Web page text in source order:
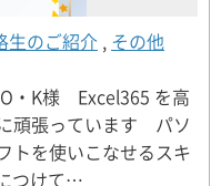
生のご紹介 , その他
・K様 Excel365 を高
頑張っています パソ
トを使いこなせるスキ
つけて…